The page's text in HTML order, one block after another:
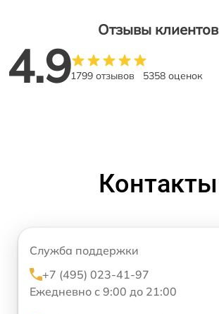
Отзывы клиентов
4.91799 отзывов 5358 оценок
Контакты
Служба поддержки
+7 (495) 023-41-97
Ежедневно с 9:00 до 21:00